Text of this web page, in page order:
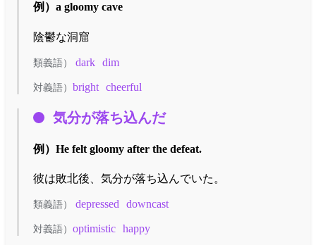
例） a gloomy cave
陰鬱な洞窟
類義語） dark dim
対義語） bright cheerful
気分が落ち込んだ
例） He felt gloomy after the defeat.
彼は敗北後、気分が落ち込んでいた。
類義語） depressed downcast
対義語） optimistic happy